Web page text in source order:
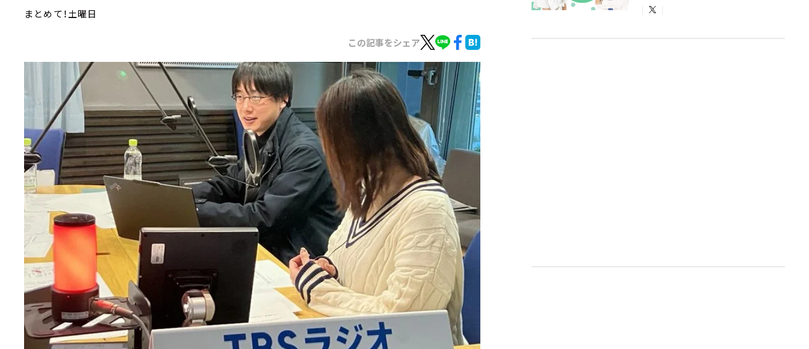
まとめて！土曜日
この記事をシェア